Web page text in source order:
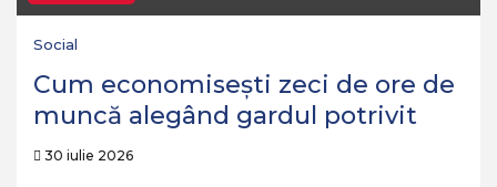
Social
Cum economisești zeci de ore de
muncă alegând gardul potrivit
30 iulie 2026